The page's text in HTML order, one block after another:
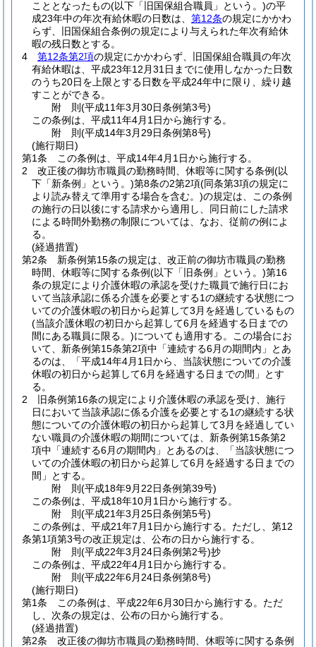
こととなったもの(以下「旧国保組合職員」という。)の平
成23年中の年次有給休暇の日数は、 第12条の規定にかかわ
らず、旧国保組合条例の規定により与えられた年次有給休
暇の残日数とする。
4
第12条第2項の規定にかかわらず、旧国保組合職員の年次
有給休暇は、平成23年12月31日までに使用しなかった日数
のうち20日を上限とする日数を平成24年中に限り、繰り越
すことができる。
附 則(平成11年3月30日条例第3号)
この条例は、平成11年4月1日から施行する。
附 則(平成14年3月29日条例第8号)
(施行期日)
第1条
この条例は、平成14年4月1日から施行する。
2
改正後の御坊市職員の勤務時間、休暇等に関する条例(以
下「新条例」という。)第8条の2第2項(同条第3項の規定に
より読み替えて準用する場合を含む。)の規定は、この条例
の施行の日以後にする請求から適用し、同日前にした請求
による時間外勤務の制限については、なお、従前の例によ
る。
(経過措置)
第2条
新条例第15条の規定は、改正前の御坊市職員の勤務
時間、休暇等に関する条例(以下「旧条例」という。)第16
条の規定により介護休暇の承認を受けた職員で施行日にお
いて当該承認に係る介護を必要とする1の継続する状態につ
いての介護休暇の初日から起算して3月を経過しているもの
(当該介護休暇の初日から起算して6月を経過する日までの
間にある職員に限る。)についても適用する。
この場合にお
いて、新条例第15条第2項中「連続する6月の期間内」とあ
るのは、「平成14年4月1日から、当該状態についての介護
休暇の初日から起算して6月を経過する日までの間」とす
る。
2
旧条例第16条の規定により介護休暇の承認を受け、施行
日において当該承認に係る介護を必要とする1の継続する状
態についての介護休暇の初日から起算して3月を経過してい
ない職員の介護休暇の期間については、新条例第15条第2
項中「連続する6月の期間内」とあるのは、「当該状態につ
いての介護休暇の初日から起算して6月を経過する日までの
間」とする。
附 則(平成18年9月22日条例第39号)
この条例は、平成18年10月1日から施行する。
附 則(平成21年3月25日条例第5号)
この条例は、平成21年7月1日から施行する。 ただし、第12
条第1項第3号の改正規定は、公布の日から施行する。
附 則(平成22年3月24日条例第2号)抄
この条例は、平成22年4月1日から施行する。
附 則(平成22年6月24日条例第8号)
(施行期日)
第1条
この条例は、平成22年6月30日から施行する。 ただ
し、次条の規定は、公布の日から施行する。
(経過措置)
第2条
改正後の御坊市職員の勤務時間、休暇等に関する条例